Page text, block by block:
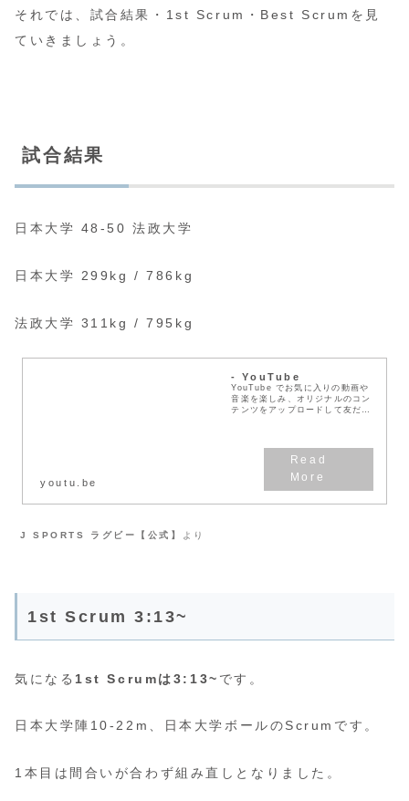
それでは、試合結果・1st Scrum・Best Scrumを見
ていきましょう。
試合結果
日本大学 48-50 法政大学
日本大学 299kg / 786kg
法政大学 311kg / 795kg
- YouTube
YouTube でお気に入りの動画や
音楽を楽しみ、オリジナルのコン
テンツをアップロードして友だち
youtu.be
J SPORTS ラグビー【公式】 より
1st Scrum 3:13~
気になる 1st Scrumは3:13~ です。
日本大学陣10-22m、日本大学ボールのScrumです。
1本目は間合いが合わず組み直しとなりました。